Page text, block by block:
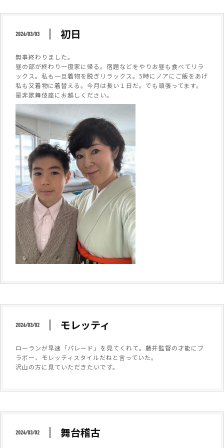
2024/03/03 初日
無事終わりました。
昼の部が終わり一度家に帰る。宿題などをやりお昼も食べてリラ
ックス。私も一旦着物を脱ぎリラックス。5時にノアにご飯をあげ
私も又着物に着替える。今月は長い１日だ。でも頑張ってます。
是非歌舞伎座にお越しください。
2024/03/02 モレッティ
ローランが早速「パレード」を見てくれて。藤井監督の才能にブ
ラボー、モレッティスタイルだねと言っていた。
沢山の方に見ていただきたいです。
2024/03/02 舞台稽古